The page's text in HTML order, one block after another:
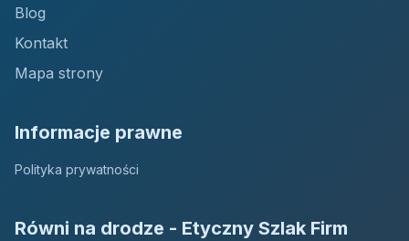
Blog
Kontakt
Mapa strony
Informacje prawne
Polityka prywatności
Równi na drodze - Etyczny Szlak Firm